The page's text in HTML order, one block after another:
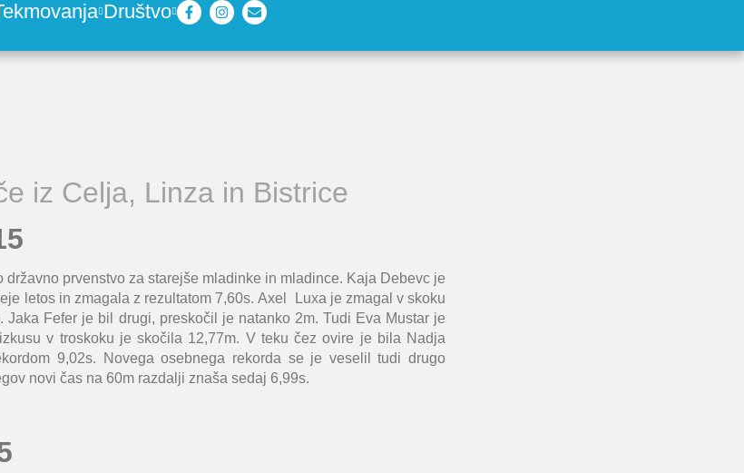
Društvo
iz Celja, Linza in Bistrice
prvenstvo za starejše mladinke in mladince. Kaja Debevc je
letos in zmagala z rezultatom 7,60s.Axel Luxa je zmagal v skoku
Jaka Fefer je bil drugi, preskočil je natanko 2m. Tudi Eva Mustarje
v troskoku je skočila 12,77m. V teku čez ovire je bila Nadja
9,02s. Novega osebnega rekorda se je veselil tudi drugo
novi čas na 60m razdalji znaša sedaj 6,99s.